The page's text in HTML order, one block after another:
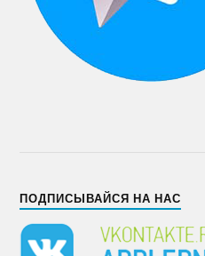
ПОДПИСЫВАЙСЯ НА НАС